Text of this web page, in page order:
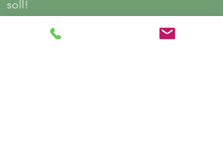
soll!